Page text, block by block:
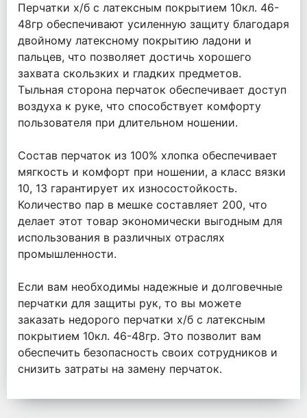
Перчатки х/б с латексным покрытием 10кл. 46-
48гр обеспечивают усиленную защиту благодаря
двойному латексному покрытию ладони и
пальцев, что позволяет достичь хорошего
захвата скользких и гладких предметов.
Тыльная сторона перчаток обеспечивает доступ
воздуха к руке, что способствует комфорту
пользователя при длительном ношении.
Состав перчаток из 100% хлопка обеспечивает
мягкость и комфорт при ношении, а класс вязки
10, 13 гарантирует их износостойкость.
Количество пар в мешке составляет 200, что
делает этот товар экономически выгодным для
использования в различных отраслях
промышленности.
Если вам необходимы надежные и долговечные
перчатки для защиты рук, то вы можете
заказать недорого перчатки х/б с латексным
покрытием 10кл. 46-48гр. Это позволит вам
обеспечить безопасность своих сотрудников и
снизить затраты на замену перчаток.